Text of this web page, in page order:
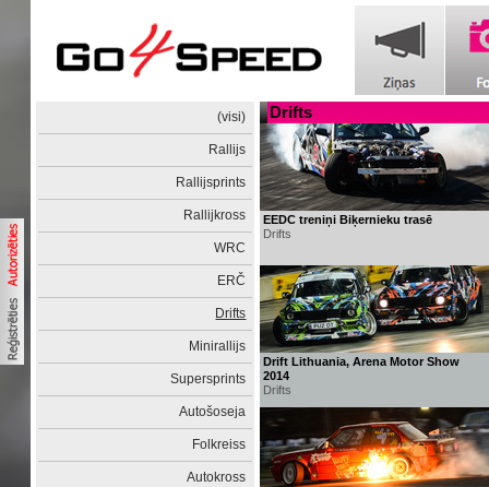
(visi)
Rallijs
Rallijsprints
Rallijkross
WRC
ERČ
Drifts
Minirallijs
Supersprints
Autošoseja
Folkreiss
Autokross
Drifts
EEDC treniņi Biķernieku trasē
Drifts
Drift Lithuania, Arena Motor Show
2014
Drifts